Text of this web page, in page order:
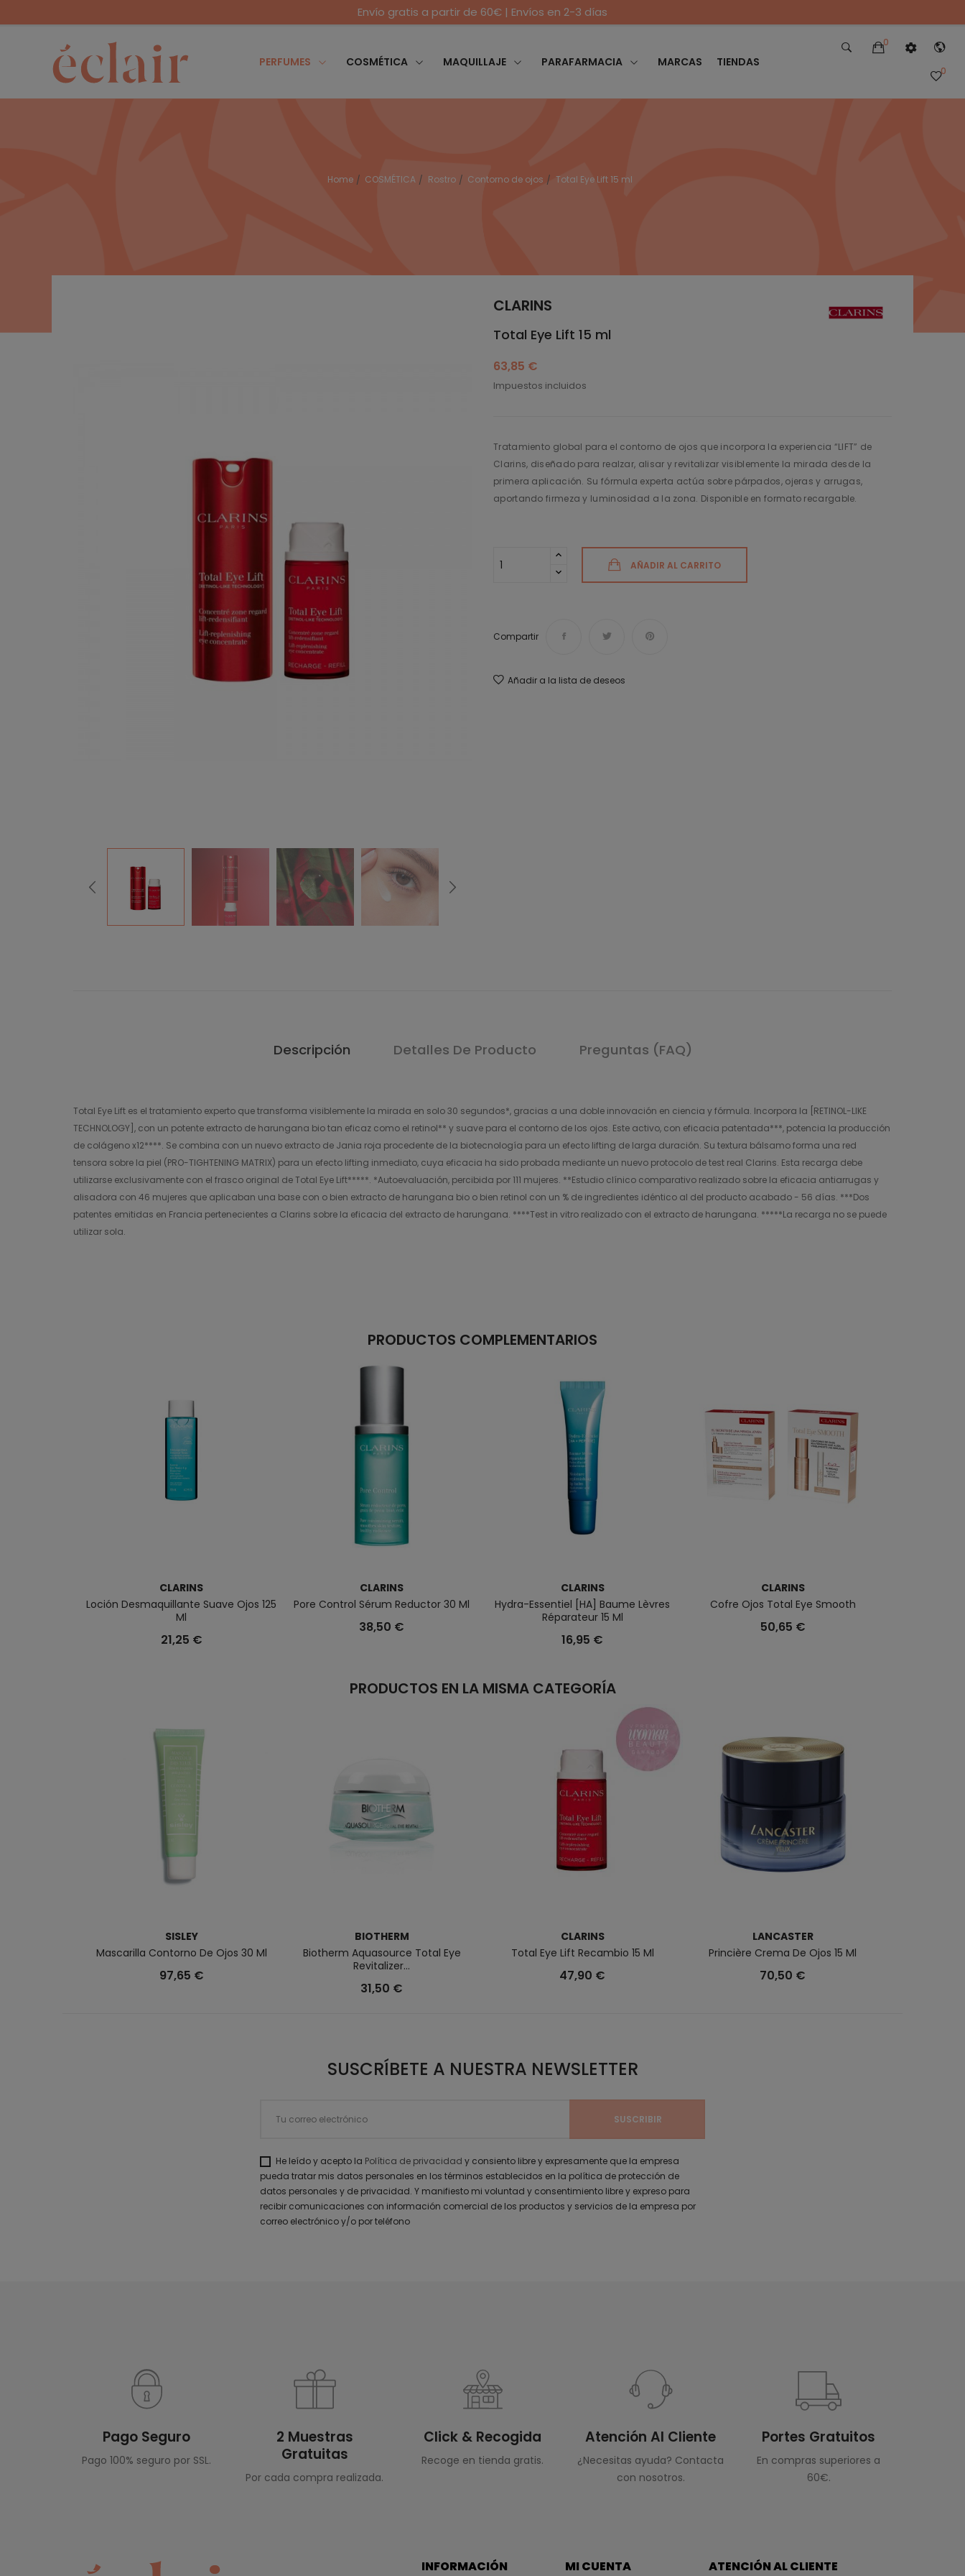
Envío gratis a partir de 60€ | Envíos en 2-3 días
PERFUMES COSMÉTICA MAQUILLAJE PARAFARMACIA MARCAS TIENDAS
0
0
Home COSMÉTICA Rostro Contorno de ojos Total Eye Lift 15 ml
CLARINS
Total Eye Lift 15 ml
63,85 €
Impuestos incluidos
Tratamiento global para el contorno de ojos que incorpora la experiencia “LIFT” de
Clarins, diseñado para realzar, alisar y revitalizar visiblemente la mirada desde la
primera aplicación. Su fórmula experta actúa sobre párpados, ojeras y arrugas,
aportando firmeza y luminosidad a la zona. Disponible en formato recargable.
AÑADIR AL CARRITO
Compartir
Añadir a la lista de deseos
Descripción Detalles De Producto Preguntas (FAQ)
Total Eye Lift es el tratamiento experto que transforma visiblemente la mirada en solo 30 segundos*, gracias a una doble innovación en ciencia y fórmula. Incorpora la [RETINOL-LIKE
TECHNOLOGY], con un potente extracto de harungana bio tan eficaz como el retinol** y suave para el contorno de los ojos. Este activo, con eficacia patentada***, potencia la producción
de colágeno x12****. Se combina con un nuevo extracto de Jania roja procedente de la biotecnología para un efecto lifting de larga duración. Su textura bálsamo forma una red
tensora sobre la piel (PRO-TIGHTENING MATRIX) para un efecto lifting inmediato, cuya eficacia ha sido probada mediante un nuevo protocolo de test real Clarins. Esta recarga debe
utilizarse exclusivamente con el frasco original de Total Eye Lift*****. *Autoevaluación, percibida por 111 mujeres. **Estudio clínico comparativo realizado sobre la eficacia antiarrugas y
alisadora con 46 mujeres que aplicaban una base con o bien extracto de harungana bio o bien retinol con un % de ingredientes idéntico al del producto acabado - 56 días. ***Dos
patentes emitidas en Francia pertenecientes a Clarins sobre la eficacia del extracto de harungana. ****Test in vitro realizado con el extracto de harungana. *****La recarga no se puede
utilizar sola.
PRODUCTOS COMPLEMENTARIOS
CLARINS
Loción Desmaquillante Suave Ojos 125
Ml
21,25 €
CLARINS
Pore Control Sérum Reductor 30 Ml
38,50 €
CLARINS
Hydra-Essentiel [HA] Baume Lèvres
Réparateur 15 Ml
16,95 €
CLARINS
Cofre Ojos Total Eye Smooth
50,65 €
PRODUCTOS EN LA MISMA CATEGORÍA
SISLEY
Mascarilla Contorno De Ojos 30 Ml
97,65 €
BIOTHERM
Biotherm Aquasource Total Eye
Revitalizer...
31,50 €
CLARINS
Total Eye Lift Recambio 15 Ml
47,90 €
LANCASTER
Princière Crema De Ojos 15 Ml
70,50 €
SUSCRÍBETE A NUESTRA NEWSLETTER
He leído y acepto la Política de privacidad y consiento libre y expresamente que la empresa
pueda tratar mis datos personales en los términos establecidos en la política de protección de
datos personales y de privacidad. Y manifiesto mi voluntad y consentimiento libre y expreso para
recibir comunicaciones con información comercial de los productos y servicios de la empresa por
correo electrónico y/o por teléfono
Pago Seguro
Pago 100% seguro por SSL.
2 Muestras
Gratuitas
Por cada compra realizada.
Click & Recogida
Recoge en tienda gratis.
Atención Al Cliente
¿Necesitas ayuda? Contacta
con nosotros.
Portes Gratuitos
En compras superiores a
60€.
INFORMACIÓN MI CUENTA ATENCIÓN AL CLIENTE